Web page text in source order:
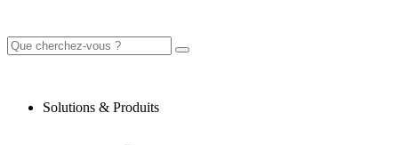
Solutions & Produits